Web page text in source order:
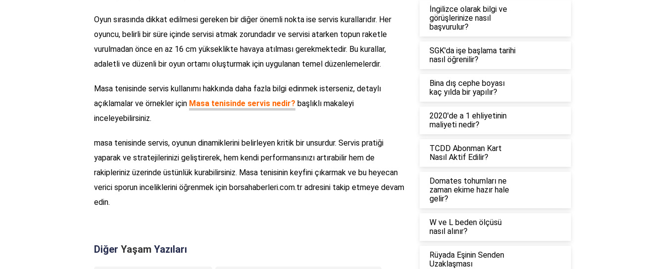
Oyun sırasında dikkat edilmesi gereken bir diğer önemli nokta ise servis kurallarıdır. Her
oyuncu, belirli bir süre içinde servisi atmak zorundadır ve servisi atarken topun raketle
vurulmadan önce en az 16 cm yükseklikte havaya atılması gerekmektedir. Bu kurallar,
adaletli ve düzenli bir oyun ortamı oluşturmak için uygulanan temel düzenlemelerdir.
Masa tenisinde servis kullanımı hakkında daha fazla bilgi edinmek isterseniz, detaylı
açıklamalar ve örnekler için Masa tenisinde servis nedir? başlıklı makaleyi
inceleyebilirsiniz.
masa tenisinde servis, oyunun dinamiklerini belirleyen kritik bir unsurdur. Servis pratiği
yaparak ve stratejilerinizi geliştirerek, hem kendi performansınızı artırabilir hem de
rakipleriniz üzerinde üstünlük kurabilirsiniz. Masa tenisinin keyfini çıkarmak ve bu heyecan
verici sporun inceliklerini öğrenmek için borsahaberleri.com.tr adresini takip etmeye devam
edin.
Diğer Yaşam Yazıları
İngilizce olarak bilgi ve
görüşlerinize nasıl
başvurulur?
SGK'da işe başlama tarihi
nasıl öğrenilir?
Bina dış cephe boyası
kaç yılda bir yapılır?
2020'de a 1 ehliyetinin
maliyeti nedir?
TCDD Abonman Kart
Nasıl Aktif Edilir?
Domates tohumları ne
zaman ekime hazır hale
gelir?
W ve L beden ölçüsü
nasıl alınır?
Rüyada Eşinin Senden
Uzaklaşması